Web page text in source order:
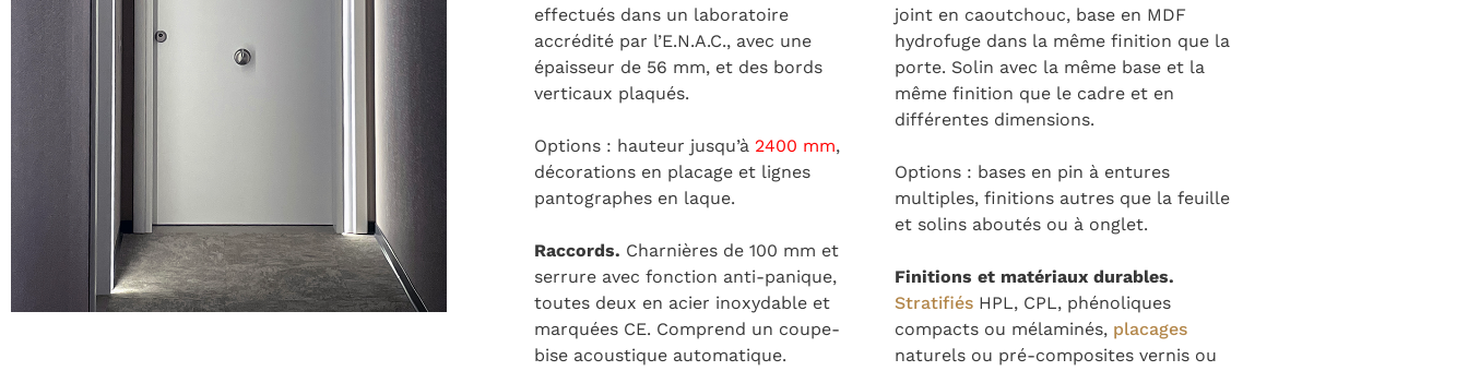
effectués dans un laboratoire
accrédité par l’E.N.A.C., avec une
épaisseur de 56 mm, et des bords
verticaux plaqués.
Options : hauteur jusqu’à 2400 mm,
décorations en placage et lignes
pantographes en laque.
Raccords. Charnières de 100 mm et
serrure avec fonction anti-panique,
toutes deux en acier inoxydable et
marquées CE. Comprend un coupe-
bise acoustique automatique.
joint en caoutchouc, base en MDF
hydrofuge dans la même finition que la
porte. Solin avec la même base et la
même finition que le cadre et en
différentes dimensions.
Options : bases en pin à entures
multiples, finitions autres que la feuille
et solins aboutés ou à onglet.
Finitions et matériaux durables.
Stratifiés HPL, CPL, phénoliques
compacts ou mélaminés, placages
naturels ou pré-composites vernis ou